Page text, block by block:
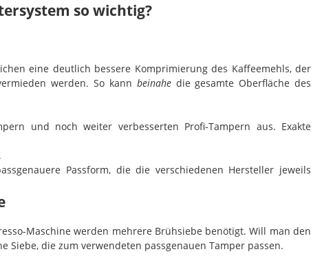
so wichtig?
eine deutlich bessere Komprimierung des Kaffeemehls, der
werden. So kann beinahedie gesamte Oberfläche des
und noch weiter verbesserten Profi-Tampern aus. Exakte
Passform, die die verschiedenen Hersteller jeweils
Maschine werden mehrere Brühsiebe benötigt. Will man den
die zum verwendeten passgenauen Tamper passen.